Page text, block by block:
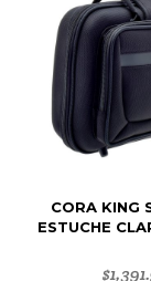
CORA KING
ESTUCHE
$